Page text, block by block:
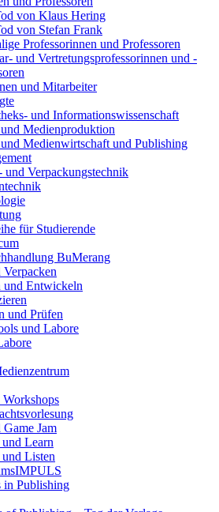
von Klaus Hering
von Stefan Frank
Professorinnen und Professoren
und Vertretungsprofessorinnen und -
und Mitarbeiter
und Informationswissenschaft
Medienproduktion
Medienwirtschaft und Publishing
und Verpackungstechnik
für Studierende
BuMerang
und Entwickeln
und Prüfen
und Labore
Jam
Learn
Listen
in Publishing